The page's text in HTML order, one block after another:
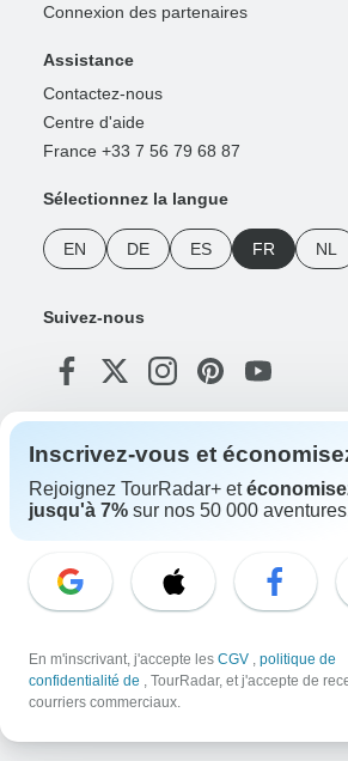
Connexion des partenaires
Assistance
Contactez-nous
Centre d'aide
France +33 7 56 79 68 87
Sélectionnez la langue
EN DE ES FR NL
Suivez-nous
Modes de paiement
Copyright © TourRadar. Tous droits
Mentions légales
Inscrivez-vous et
Rejoignez TourRadar+ et
jusqu'à 7% sur nos 50 000
En m'inscrivant, j'accepte les CGV , politique de
confidentialité de , TourRadar, et j'accepte de
courriers commerciaux.